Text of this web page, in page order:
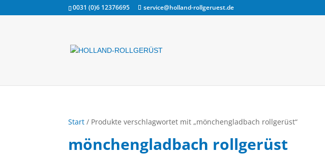
0031 (0)6 12376695 service@holland-rollgeruest.de
Start / Produkte verschlagwortet mit „mönchengladbach rollgerüst“
mönchengladbach rollgerüst